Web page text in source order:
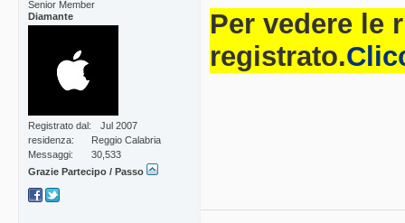
Senior Member
Diamante
Registrato dal
Jul 2007
residenza
Reggio Calabria
Messaggi
30,533
Grazie Partecipo / Passo
Per vedere le
registrato.